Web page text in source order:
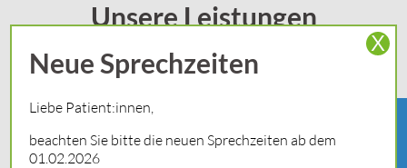
Unsere Leistungen
Neue Sprechzeiten
Liebe Patient:innen,
beachten Sie bitte die neuen Sprechzeiten ab dem
01.02.2026
X